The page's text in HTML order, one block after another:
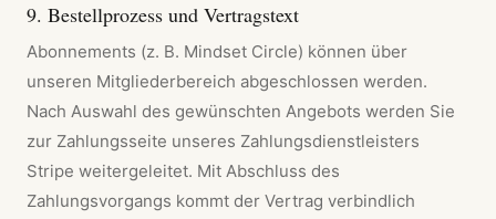
9. Bestellprozess und Vertragstext
Abonnements (z. B. Mindset Circle) können über
unseren Mitgliederbereich abgeschlossen werden.
Nach Auswahl des gewünschten Angebots werden Sie
zur Zahlungsseite unseres Zahlungsdienstleisters
Stripe weitergeleitet. Mit Abschluss des
Zahlungsvorgangs kommt der Vertrag verbindlich